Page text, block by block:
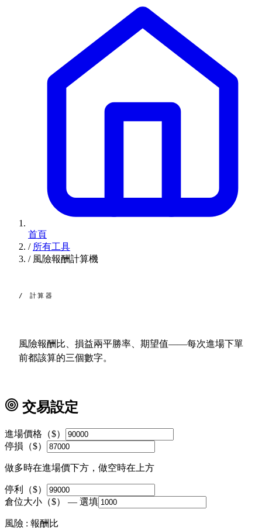
首頁
/ 所有工具
/ 風險報酬計算機
/ 計算器
風險報酬比、損益兩平勝率、期望值——每次進場下單
前都該算的三個數字。
交易設定
進場價格（$）
停損（$）
做多時在進場價下方，做空時在上方
停利（$）
倉位大小（$） — 選填
風險 : 報酬比